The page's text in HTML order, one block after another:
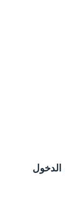
الدخول